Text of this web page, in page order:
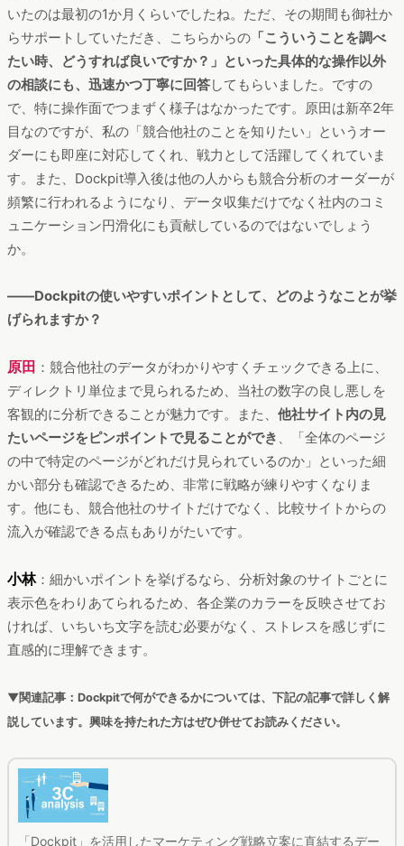
いたのは最初の1か月くらいでしたね。ただ、その期間も御社か
らサポートしていただき、こちらからの 「こういうことを調べ
たい時、どうすれば良いですか？」といった具体的な操作以外
の相談にも、迅速かつ丁寧に回答してもらいました。ですの
で、特に操作面でつまずく様子はなかったです。原田は新卒2年
目なのですが、私の「競合他社のことを知りたい」というオー
ダーにも即座に対応してくれ、戦力として活躍してくれていま
す。また、Dockpit導入後は他の人からも競合分析のオーダーが
頻繁に行われるようになり、データ収集だけでなく社内のコミ
ュニケーション円滑化にも貢献しているのではないでしょう
か。
――Dockpitの使いやすいポイントとして、どのようなことが挙
げられますか？
原田 ：競合他社のデータがわかりやすくチェックできる上に、
ディレクトリ単位まで見られるため、当社の数字の良し悪しを
客観的に分析できることが魅力です。また、 他社サイト内の見
たいページをピンポイントで見ることができ 、「全体のページ
の中で特定のページがどれだけ見られているのか」といった細
かい部分も確認できるため、非常に戦略が練りやすくなりま
す。他にも、競合他社のサイトだけでなく、比較サイトからの
流入が確認できる点もありがたいです。
小林：細かいポイントを挙げるなら、分析対象のサイトごとに
表示色をわりあてられるため、各企業のカラーを反映させてお
ければ、いちいち文字を読む必要がなく、ストレスを感じずに
直感的に理解できます。
▼関連記事：Dockpitで何ができるかについては、下記の記事で詳しく解
説しています。興味を持たれた方はぜひ併せてお読みください。
「Dockpit」を活用したマーケティング戦略立案に直結するデー